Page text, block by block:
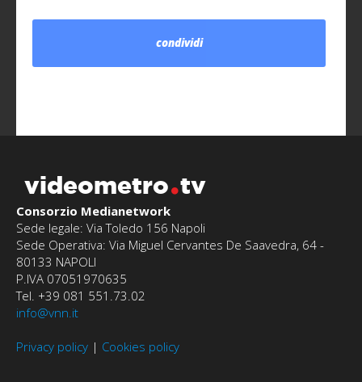
condividi
videometro tv
Consorzio Medianetwork
Sede legale: Via Toledo 156 Napoli
Sede Operativa: Via Miguel Cervantes De Saavedra, 64 -
80133 NAPOLI
P.IVA 07051970635
Tel. +39 081 551.73.02
info@vnn.it
Privacy policy | Cookies policy